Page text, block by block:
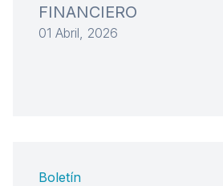
FINANCIERO
01 Abril, 2026
Boletín